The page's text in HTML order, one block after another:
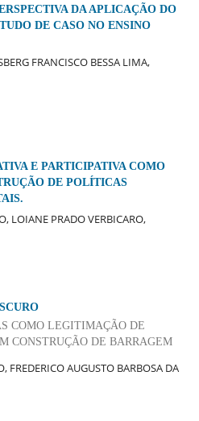
DA APLICAÇÃO DO
DE CASO NO ENSINO
FRANCISCO BESSA LIMA,
E PARTICIPATIVA COMO
DE POLÍTICAS
LOIANE PRADO VERBICARO,
COMO LEGITIMAÇÃO DE
CONSTRUÇÃO DE BARRAGEM
FREDERICO AUGUSTO BARBOSA DA